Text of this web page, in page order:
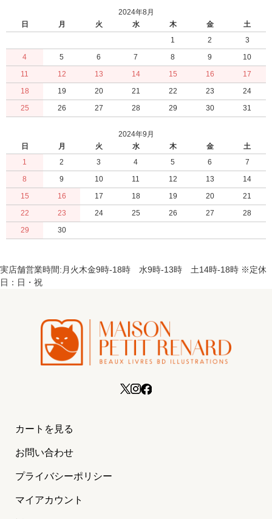
2024年8月
日
月 火 水 木 金
土
1
2
3
4
5 6 7 8 9
10
11
12 13 14 15 16
17
18
19 20 21 22 23
24
25
26 27 28 29 30 31
2024年9月
日
月 火 水 木 金
土
1
2 3 4 5 6
7
8
9 10 11 12 13
14
15
16 17 18 19 20
21
22
23 24 25 26 27
28
29
30
実店舗営業時間:月火木金9時-18時 水9時-13時 土14時-18時 ※定休
日：日・祝
カートを見る
お問い合わせ
プライバシーポリシー
マイアカウント